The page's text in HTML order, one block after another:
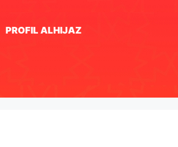
PROFIL ALHIJAZ